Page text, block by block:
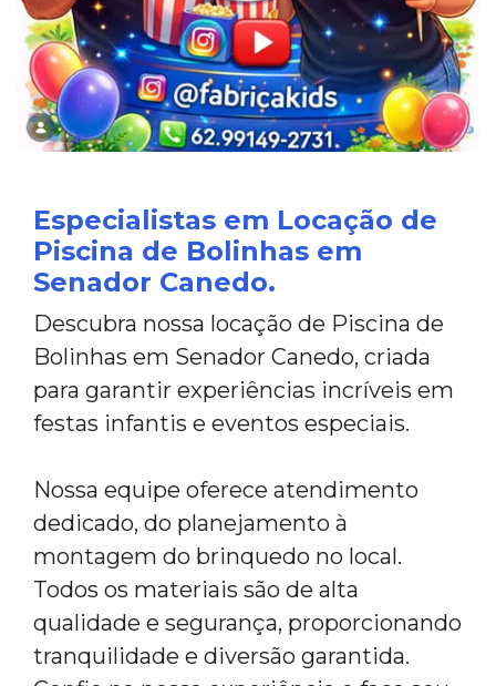
Especialistas em Locação de
Piscina de Bolinhas em
Senador Canedo.
Descubra nossa locação de Piscina de
Bolinhas em Senador Canedo, criada
para garantir experiências incríveis em
festas infantis e eventos especiais.
Nossa equipe oferece atendimento
dedicado, do planejamento à
montagem do brinquedo no local.
Todos os materiais são de alta
qualidade e segurança, proporcionando
tranquilidade e diversão garantida.